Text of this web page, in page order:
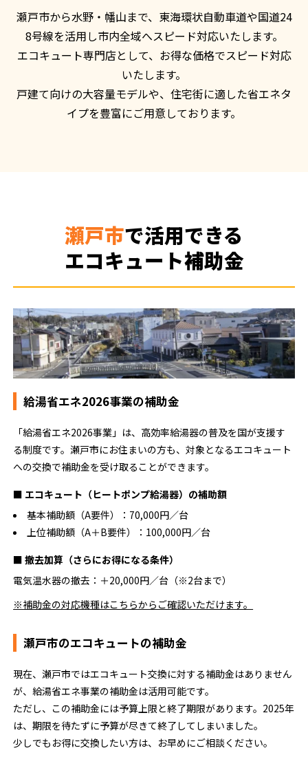
瀬戸市から水野・幡山まで、東海環状自動車道や国道24
8号線を活用し市内全域へスピード対応いたします。
エコキュート専門店として、お得な価格でスピード対応
いたします。
戸建て向けの大容量モデルや、住宅街に適した省エネタ
イプを豊富にご用意しております。
瀬戸市で活用できる
エコキュート補助金
給湯省エネ2026事業の補助金
「給湯省エネ2026事業」は、高効率給湯器の普及を国が支援す
る制度です。瀬戸市にお住まいの方も、対象となるエコキュート
への交換で補助金を受け取ることができます。
■ エコキュート（ヒートポンプ給湯器）の補助額
基本補助額（A要件）：70,000円／台
上位補助額（A＋B要件）：100,000円／台
■ 撤去加算（さらにお得になる条件）
電気温水器の撤去：＋20,000円／台（※2台まで）
※補助金の対応機種はこちらからご確認いただけます。
瀬戸市のエコキュートの補助金
現在、瀬戸市ではエコキュート交換に対する補助金はありません
が、給湯省エネ事業の補助金は活用可能です。
ただし、この補助金には予算上限と終了期限があります。2025年
は、期限を待たずに予算が尽きて終了してしまいました。
少しでもお得に交換したい方は、お早めにご相談ください。